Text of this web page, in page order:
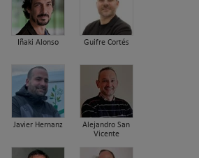
Iñaki Alonso Guifre Cortés
Javier Hernanz
Alejandro San
Vicente